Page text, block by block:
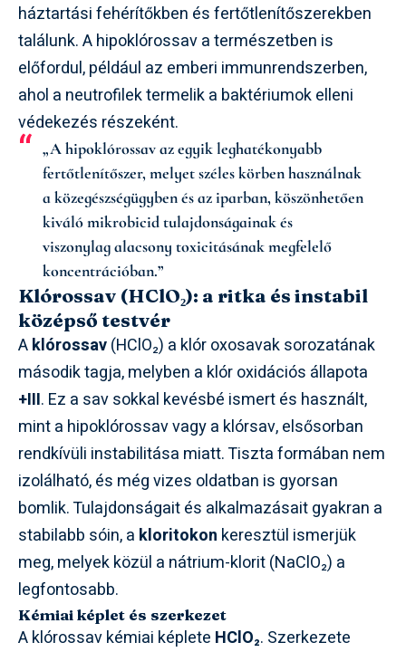
háztartási fehérítőkben és fertőtlenítőszerekben
találunk. A hipoklórossav a természetben is
előfordul, például az emberi immunrendszerben,
ahol a neutrofilek termelik a baktériumok elleni
védekezés részeként.
„A hipoklórossav az egyik leghatékonyabb
fertőtlenítőszer, melyet széles körben használnak
a közegészségügyben és az iparban, köszönhetően
kiváló mikrobicid tulajdonságainak és
viszonylag alacsony toxicitásának megfelelő
koncentrációban.”
Klórossav (HClO₂): a ritka és instabil
középső testvér
Aklórossav(HClO₂) a klór oxosavak sorozatának
második tagja, melyben a klór oxidációs állapota
+III. Ez a sav sokkal kevésbé ismert és használt,
mint a hipoklórossav vagy a klórsav, elsősorban
rendkívüli instabilitása miatt. Tiszta formában nem
izolálható, és még vizes oldatban is gyorsan
bomlik. Tulajdonságait és alkalmazásait gyakran a
stabilabb sóin, a kloritokon keresztül ismerjük
meg, melyek közül a nátrium-klorit (NaClO₂) a
legfontosabb.
Kémiai képlet és szerkezet
A klórossav kémiai képlete HClO₂. Szerkezete